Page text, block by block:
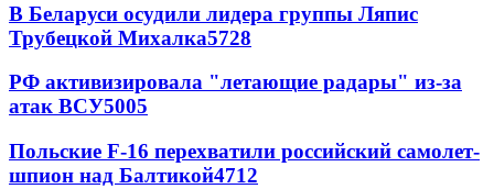
В Беларуси осудили лидера группы Ляпис
Трубецкой Михалка5728
РФ активизировала "летающие радары" из-за
атак ВСУ5005
Польские F-16 перехватили российский самолет-
шпион над Балтикой4712